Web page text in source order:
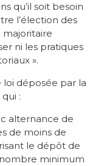
qu’il soit besoin
l’élection des
majoritaire
ni les pratiques
».
déposée par la
:
alternance de
de moins de
le dépôt de
minimum